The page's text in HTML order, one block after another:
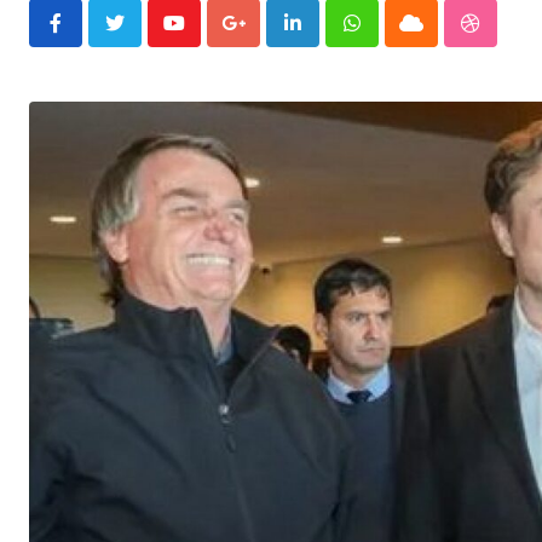
YoutubeGoogle+LinkedInWhatsappCloud